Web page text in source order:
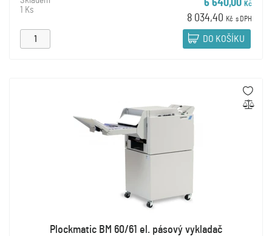
1 Ks
6 640,00 Kč
8 034,40 Kč s DPH
DO KOŠÍKU
Plockmatic BM 60/61 el. pásový vykladač